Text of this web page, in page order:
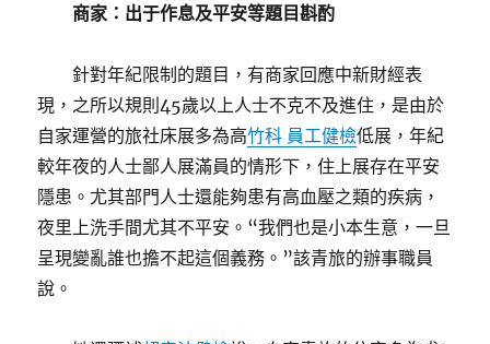
商家：出于作息及平安等題目斟酌
針對年紀限制的題目，有商家回應中新財經表
現，之所以規則45歲以上人士不克不及進住，是由於
自家運營的旅社床展多為高竹科 員工健檢低展，年紀
較年夜的人士鄙人展滿員的情形下，住上展存在平安
隱患。尤其部門人士還能夠患有高血壓之類的疾病，
夜里上洗手間尤其不平安。“我們也是小本生意，一旦
呈現變亂誰也擔不起這個義務。”該青旅的辦事職員
說。